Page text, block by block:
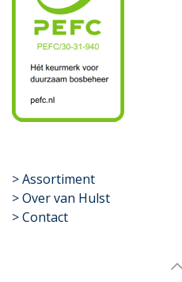
​>Assortiment
> Over van Hulst
> Contact